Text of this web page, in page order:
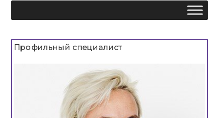
Профильный специалист